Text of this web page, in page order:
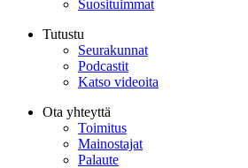
Suosituimmat
Tutustu
Seurakunnat
Podcastit
Katso videoita
Ota yhteyttä
Toimitus
Mainostajat
Palaute